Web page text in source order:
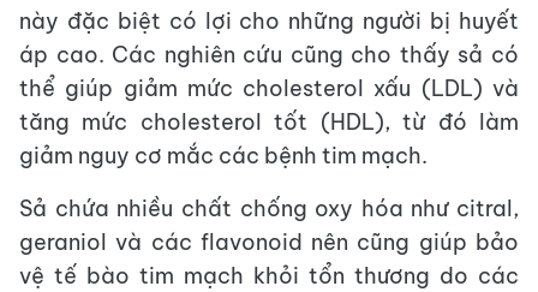
này đặc biệt có lợi cho những người bị huyết
áp cao. Các nghiên cứu cũng cho thấy sả có
thể giúp giảm mức cholesterol xấu (LDL) và
tăng mức cholesterol tốt (HDL), từ đó làm
giảm nguy cơ mắc các bệnh tim mạch.
Sả chứa nhiều chất chống oxy hóa như citral,
geraniol và các flavonoid nên cũng giúp bảo
vệ tế bào tim mạch khỏi tổn thương do các